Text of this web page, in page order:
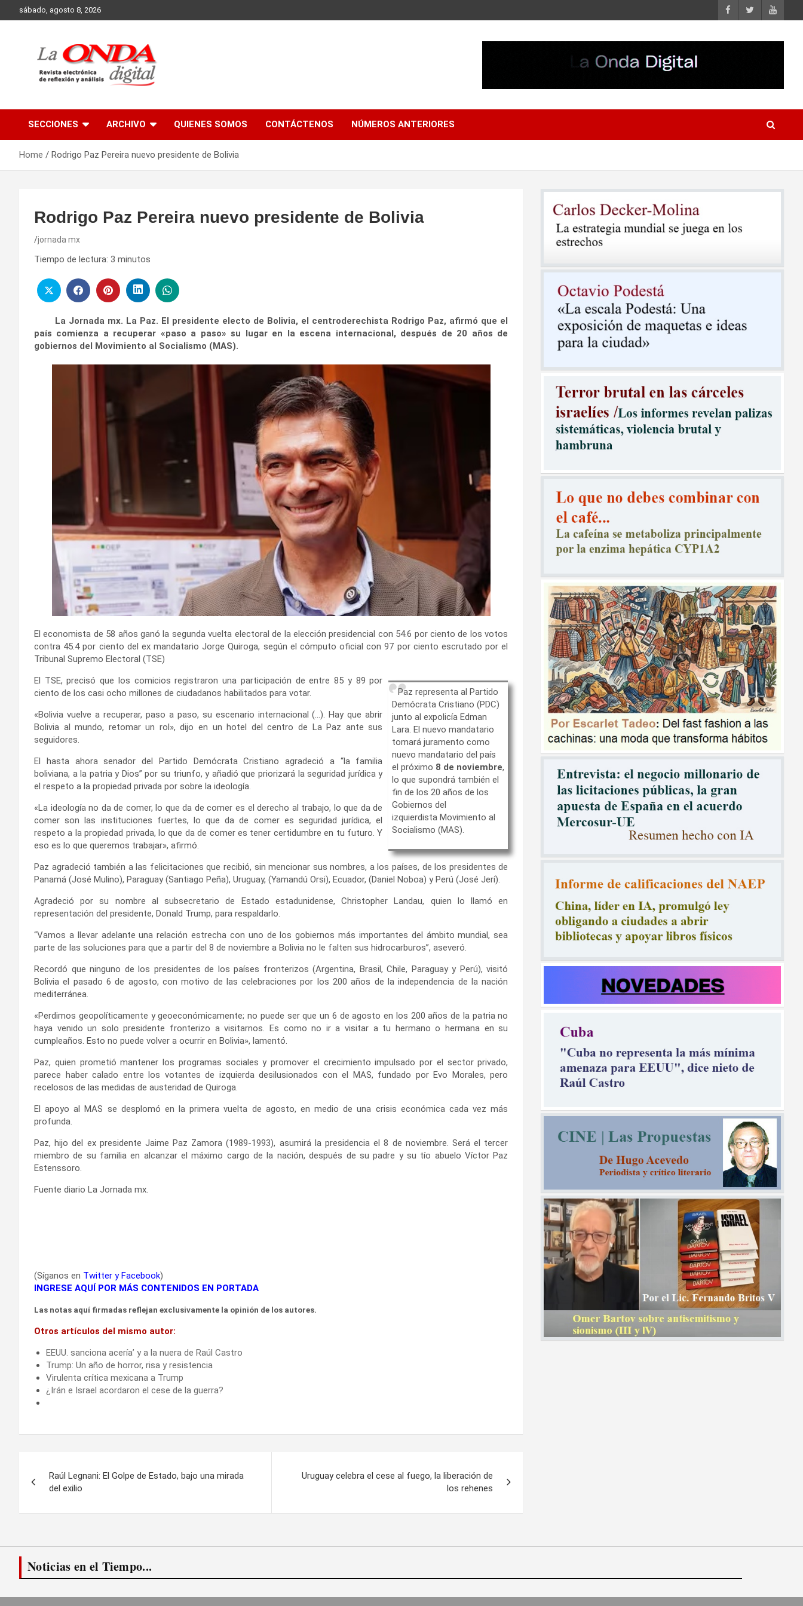
to
sábado, agosto 8, 2026
SECCIONES ARCHIVO QUIENES SOMOS CONTÁCTENOS NÚMEROS ANTERIORES
Home Rodrigo Paz Pereira nuevo presidente de Bolivia
Rodrigo Paz Pereira nuevo presidente de Bolivia
jornada mx
Tiempo de lectura: 3 minutos
La Jornada mx. La Paz. El presidente electo de Bolivia, el centroderechista Rodrigo Paz, afirmó que el
país comienza a recuperar «paso a paso» su lugar en la escena internacional, después de 20 años de
gobiernos del Movimiento al Socialismo (MAS).
El economista de 58 años ganó la segunda vuelta electoral de la elección presidencial con 54.6 por ciento de los votos
contra 45.4 por ciento del ex mandatario Jorge Quiroga, según el cómputo oficial con 97 por ciento escrutado por el
Tribunal Supremo Electoral (TSE)
Paz representa al Partido
Demócrata Cristiano (PDC)
junto al expolicía Edman
Lara. El nuevo mandatario
tomará juramento como
nuevo mandatario del país
el próximo 8 de noviembre,
lo que supondrá también el
fin de los 20 años de los
Gobiernos del
izquierdista Movimiento al
Socialismo (MAS).
El TSE, precisó que los comicios registraron una participación de entre 85 y 89 por
ciento de los casi ocho millones de ciudadanos habilitados para votar.
«Bolivia vuelve a recuperar, paso a paso, su escenario internacional (…). Hay que abrir
Bolivia al mundo, retomar un rol», dijo en un hotel del centro de La Paz ante sus
seguidores.
El hasta ahora senador del Partido Demócrata Cristiano agradeció a “la familia
boliviana, a la patria y Dios” por su triunfo, y añadió que priorizará la seguridad jurídica y
el respeto a la propiedad privada por sobre la ideología.
«La ideología no da de comer, lo que da de comer es el derecho al trabajo, lo que da de
comer son las instituciones fuertes, lo que da de comer es seguridad jurídica, el
respeto a la propiedad privada, lo que da de comer es tener certidumbre en tu futuro. Y
eso es lo que queremos trabajar», afirmó.
Paz agradeció también a las felicitaciones que recibió, sin mencionar sus nombres, a los países, de los presidentes de
Panamá (José Mulino), Paraguay (Santiago Peña), Uruguay, (Yamandú Orsi), Ecuador, (Daniel Noboa) y Perú (José Jerí).
Agradeció por su nombre al subsecretario de Estado estadunidense, Christopher Landau, quien lo llamó en
representación del presidente, Donald Trump, para respaldarlo.
“Vamos a llevar adelante una relación estrecha con uno de los gobiernos más importantes del ámbito mundial, sea
parte de las soluciones para que a partir del 8 de noviembre a Bolivia no le falten sus hidrocarburos”, aseveró.
Recordó que ninguno de los presidentes de los países fronterizos (Argentina, Brasil, Chile, Paraguay y Perú), visitó
Bolivia el pasado 6 de agosto, con motivo de las celebraciones por los 200 años de la independencia de la nación
mediterránea.
«Perdimos geopolíticamente y geoeconómicamente; no puede ser que un 6 de agosto en los 200 años de la patria no
haya venido un solo presidente fronterizo a visitarnos. Es como no ir a visitar a tu hermano o hermana en su
cumpleaños. Esto no puede volver a ocurrir en Bolivia», lamentó.
Paz, quien prometió mantener los programas sociales y promover el crecimiento impulsado por el sector privado,
parece haber calado entre los votantes de izquierda desilusionados con el MAS, fundado por Evo Morales, pero
recelosos de las medidas de austeridad de Quiroga.
El apoyo al MAS se desplomó en la primera vuelta de agosto, en medio de una crisis económica cada vez más
profunda.
Paz, hijo del ex presidente Jaime Paz Zamora (1989-1993), asumirá la presidencia el 8 de noviembre. Será el tercer
miembro de su familia en alcanzar el máximo cargo de la nación, después de su padre y su tío abuelo Víctor Paz
Estenssoro.
Fuente diario La Jornada mx.
(Síganos en Twitter yFacebook)
INGRESE AQUÍ POR MÁS CONTENIDOS EN PORTADA
Las notas aquí firmadas reflejan exclusivamente la opinión de los autores.
Otros artículos del mismo autor:
EEUU. sanciona acería’ y a la nuera de Raúl Castro
Trump: Un año de horror, risa y resistencia
Virulenta crítica mexicana a Trump
¿Irán e Israel acordaron el cese de la guerra?
de
entradas
Raúl Legnani: El Golpe de Estado, bajo una mirada
del exilio
Uruguay celebra el cese al fuego, la liberación de
los rehenes
Noticias en el Tiempo...